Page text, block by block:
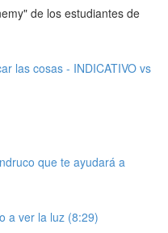
de los estudiantes de
las cosas - INDICATIVO vs
que te ayudará a
a ver la luz (8:29)